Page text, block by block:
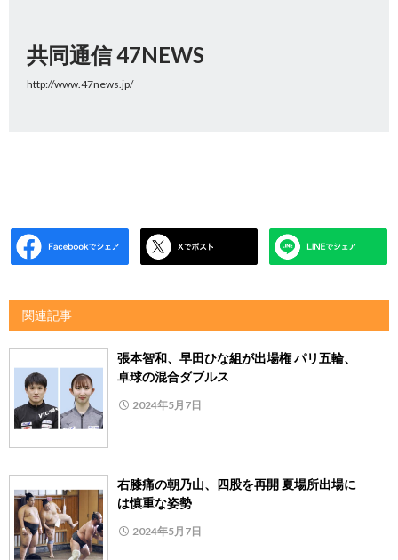
共同通信 47NEWS
http://www.47news.jp/
関連記事
張本智和、早田ひな組が出場権 パリ五輪、
卓球の混合ダブルス
2024年5月7日
右膝痛の朝乃山、四股を再開 夏場所出場に
は慎重な姿勢
2024年5月7日